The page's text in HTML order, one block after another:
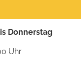
Donnerstag
Uhr